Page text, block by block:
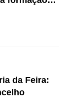
da Feira: